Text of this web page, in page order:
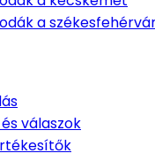
a
válaszok